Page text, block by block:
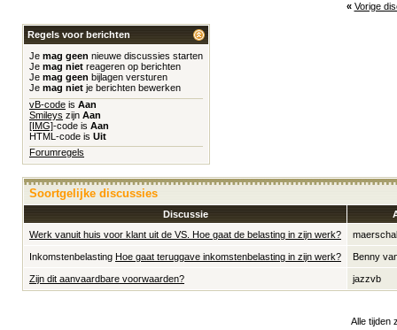
« Vorige
Regels voor berichten
Je mag geen nieuwe discussies starten
Je mag niet reageren op berichten
Je mag geen bijlagen versturen
Je mag niet je berichten bewerken
vB-code is Aan
Smileys zijn Aan
[IMG]-code is Aan
HTML-code is Uit
Forumregels
Soortgelijke discussies
Discussie
Werk vanuit huis voor klant uit de VS. Hoe gaat de belasting in zijn werk?
Inkomstenbelasting Hoe gaat teruggave inkomstenbelasting in zijn werk? Benny
Zijn dit aanvaardbare voorwaarden? jazzvb
Alle tijden